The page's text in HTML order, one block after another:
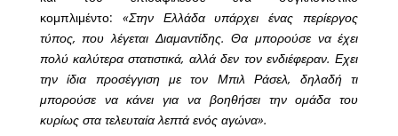
κομπλιμέντο: «Στην Ελλάδα υπάρχει ένας περίεργος
τύπος, που λέγεται Διαμαντίδης. Θα μπορούσε να έχει
πολύ καλύτερα στατιστικά, αλλά δεν τον ενδιέφεραν. Εχει
την ίδια προσέγγιση με τον Μπιλ Ράσελ, δηλαδή τι
μπορούσε να κάνει για να βοηθήσει την ομάδα του
κυρίως στα τελευταία λεπτά ενός αγώνα».